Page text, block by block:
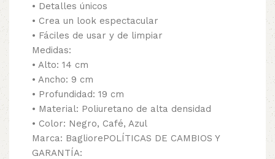
• Detalles únicos
• Crea un look espectacular
• Fáciles de usar y de limpiar
Medidas:
• Alto: 14 cm
• Ancho: 9 cm
• Profundidad: 19 cm
• Material: Poliuretano de alta densidad
• Color: Negro, Café, Azul
Marca: BagliorePOLÍTICAS DE CAMBIOS Y
GARANTÍA: